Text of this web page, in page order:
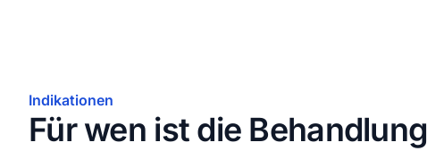
Indikationen
Für wen ist die